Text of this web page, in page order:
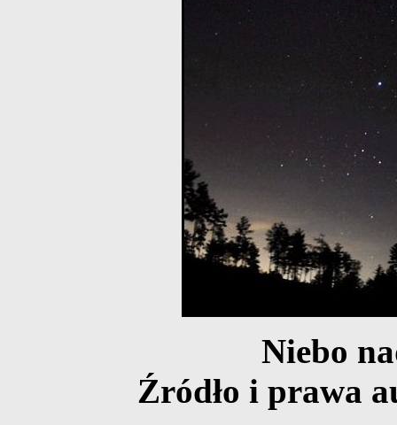
Niebo
Źródło i prawa